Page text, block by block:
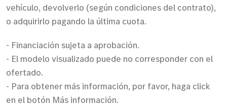
vehículo, devolverlo (según condiciones del contrato),
o adquirirlo pagando la última cuota.
- Financiación sujeta a aprobación.
- El modelo visualizado puede no corresponder con el
ofertado.
- Para obtener más información, por favor, haga click
en el botón Más información.